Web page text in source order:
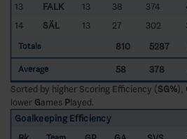
13
FALK 13 38 374
14
SÄL 13 27 302
Totals 810 5287
Average 58 378
Sorted by higher Scoring Efficiency (SG%),
lower Games Played.
Goalkeeping Efficiency